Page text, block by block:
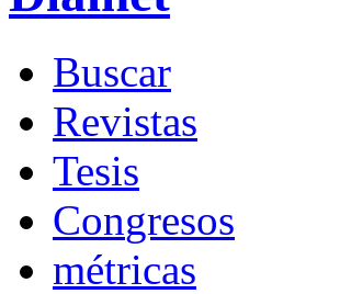
Buscar
Revistas
Tesis
Congresos
métricas